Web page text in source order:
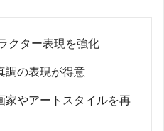
クター表現を強化
調の表現が得意
家やアートスタイルを再